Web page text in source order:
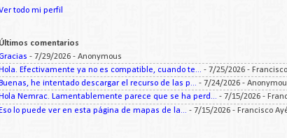
todo mi perfil
Últimos comentarios
Gracias - 7/29/2026 - Anonymous
Hola. Efectivamente ya no es compatible, cuando te... - 7/25/2026 -
Buenas, he intentado descargar el recurso de las p... - 7/24/2026 -
Hola Nemrac. Lamentablemente parece que se ha perd... - 7/15/2026 -
Eso lo puede ver en esta página de mapas de la... - 7/15/2026 - Francisco